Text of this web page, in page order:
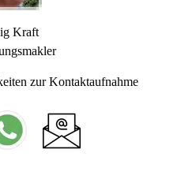
Kraft
zur Kontaktaufnahme